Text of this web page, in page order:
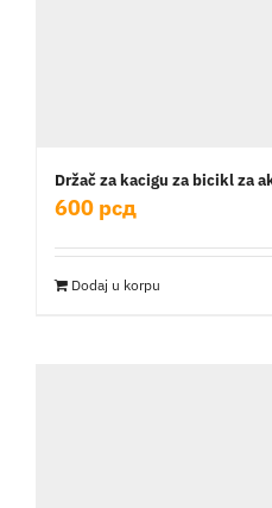
Držač za kacigu za bicikl za
600 рсд
Dodaj u korpu